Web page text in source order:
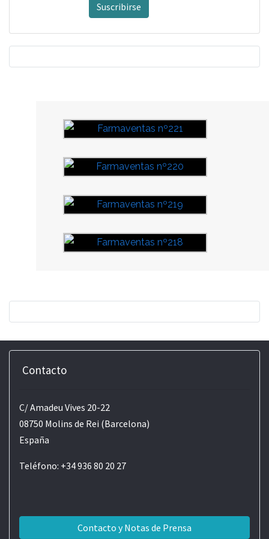
Suscribirse
Contacto
C/ Amadeu Vives 20-22
08750 Molins de Rei (Barcelona)
España
Teléfono: +34 936 80 20 27
Contacto y Notas de Prensa